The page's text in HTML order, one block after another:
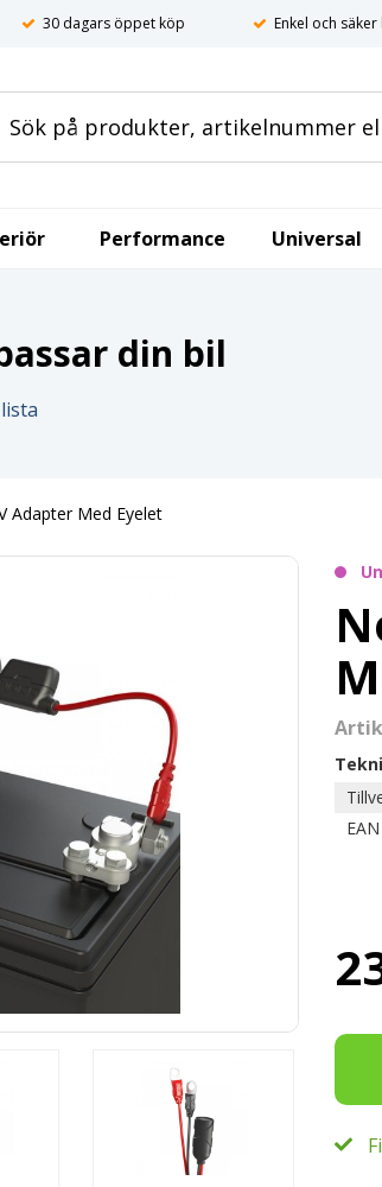
30 dagars öppet köp Enkel och
Performance Universal
din bil
Adapter Med Eyelet